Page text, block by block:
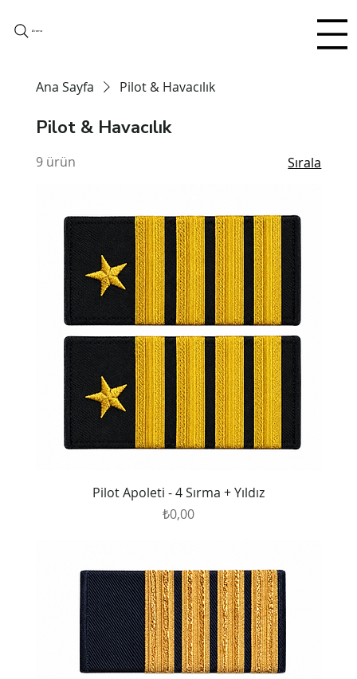
Arama
Ana Sayfa Pilot & Havacılık
Pilot & Havacılık
9 ürün Sırala
Pilot Apoleti - 4 Sırma + Yıldız
Fiyat
₺0,00